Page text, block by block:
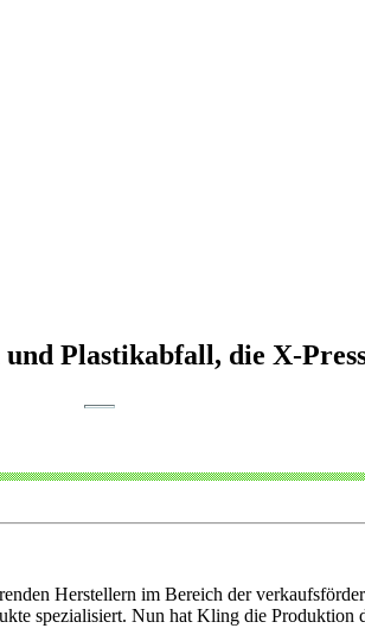
Plastikabfall, die X-
Herstellern im Bereich der
spezialisiert. Nun hat Kling die Produktion